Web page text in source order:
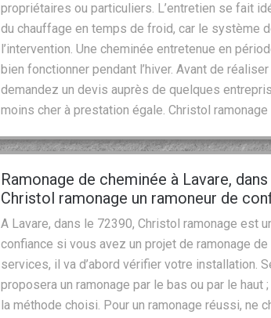
propriétaires ou particuliers. L’entretien se fait
du chauffage en temps de froid, car le système
l’intervention. Une cheminée entretenue en
bien fonctionner pendant l’hiver. Avant de
demandez un devis auprès de quelques
moins cher à prestation égale. Christol
Ramonage de cheminée à Lavare,
Christol ramonage un ramoneur de
A Lavare, dans le 72390, Christol ramonage est
confiance si vous avez un projet de ramonage
services, il va d’abord vérifier votre installation.
proposera un ramonage par le bas ou par le haut
la méthode choisi. Pour un ramonage réussi, ne